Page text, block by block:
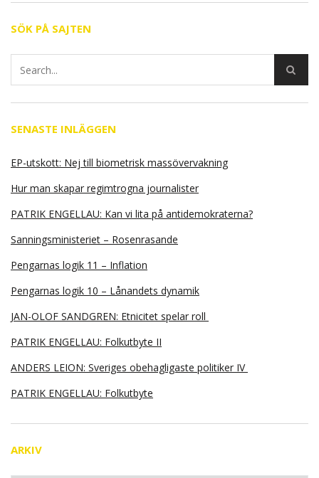
SÖK PÅ SAJTEN
SENASTE INLÄGGEN
EP-utskott: Nej till biometrisk massövervakning
Hur man skapar regimtrogna journalister
PATRIK ENGELLAU: Kan vi lita på antidemokraterna?
Sanningsministeriet – Rosenrasande
Pengarnas logik 11 – Inflation
Pengarnas logik 10 – Lånandets dynamik
JAN-OLOF SANDGREN: Etnicitet spelar roll
PATRIK ENGELLAU: Folkutbyte II
ANDERS LEION: Sveriges obehagligaste politiker IV
PATRIK ENGELLAU: Folkutbyte
ARKIV